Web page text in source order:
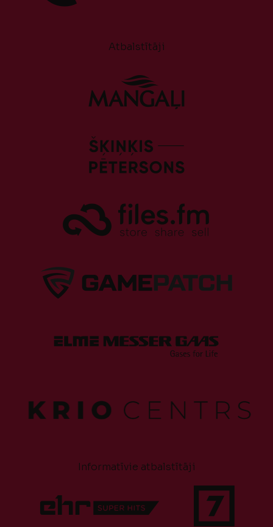
Atbalstītāji
Informatīvie atbalstītāji